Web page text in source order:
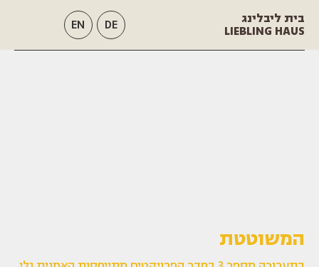
המשוטטת
בית ליבלינג
LIEBLING HAUS
EN DE